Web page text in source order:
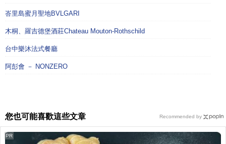
峇里島蜜月聖地BVLGARI
木桐、羅吉德堡酒莊Chateau Mouton-Rothschild
台中樂沐法式餐廳
阿彭會 － NONZERO
您也可能喜歡這些文章
PR
Recommended by